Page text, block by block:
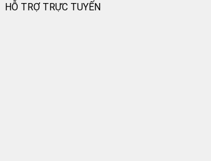
HỖ TRỢ TRỰC TUYẾN